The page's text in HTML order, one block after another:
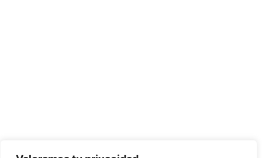
contacto@elbotiquinsuministrossanitarios.com